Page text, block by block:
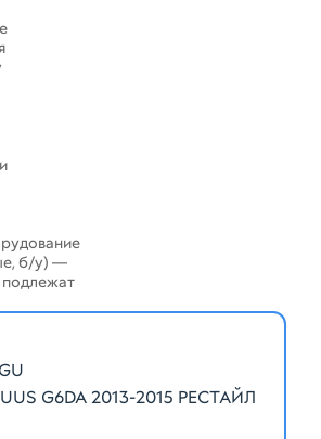
б/у) —
подлежат
G6DA 2013-2015 РЕСТАЙЛ